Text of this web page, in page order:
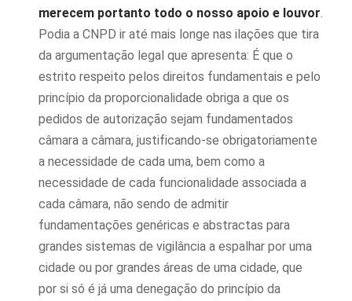
merecem portanto todo o nosso apoio e louvor
Podia a CNPD ir até mais longe nas ilações que tira
da argumentação legal que apresenta: É que o
estrito respeito pelos direitos fundamentais e pelo
princípio da proporcionalidade obriga a que os
pedidos de autorização sejam fundamentados
câmara a câmara, justificando-se obrigatoriamente
a necessidade de cada uma, bem como a
necessidade de cada funcionalidade associada a
cada câmara, não sendo de admitir
fundamentações genéricas e abstractas para
grandes sistemas de vigilância a espalhar por uma
cidade ou por grandes áreas de uma cidade, que
por si só é já uma denegação do princípio da